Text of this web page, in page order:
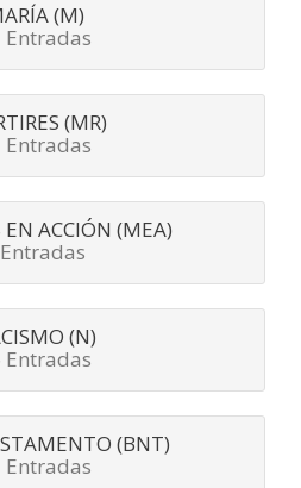
(M)
Entradas
(MR)
Entradas
EN ACCIÓN (MEA)
(N)
Entradas
(BNT)
Entradas